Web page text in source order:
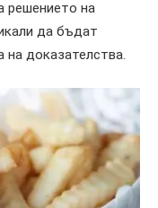
решението на
да бъдат
на доказателства.